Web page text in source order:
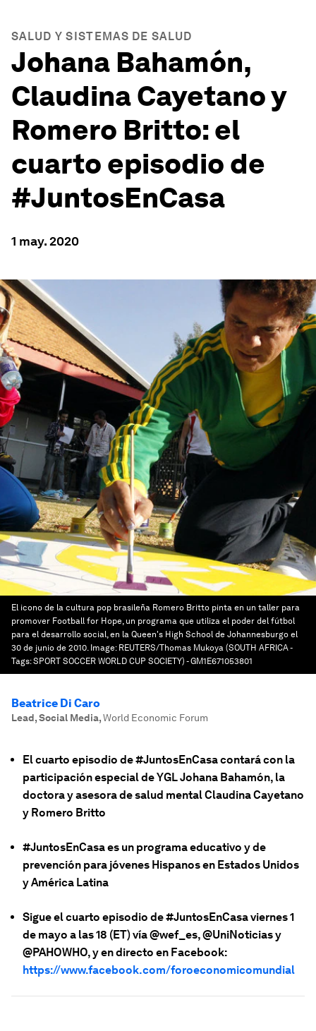
SALUD Y SISTEMAS DE SALUD
Johana Bahamón,
Claudina Cayetano y
Romero Britto: el
cuarto episodio de
#JuntosEnCasa
1 may. 2020
El icono de la cultura pop brasileña Romero Britto pinta en un taller para
promover Football for Hope, un programa que utiliza el poder del fútbol
para el desarrollo social, en la Queen's High School de Johannesburgo el
30 de junio de 2010. Image: REUTERS/Thomas Mukoya (SOUTH AFRICA -
Tags: SPORT SOCCER WORLD CUP SOCIETY) - GM1E671053801
Beatrice Di Caro
Lead, Social Media,World Economic Forum
El cuarto episodio de #JuntosEnCasa contará con la
participación especial de YGL Johana Bahamón, la
doctora y asesora de salud mental Claudina Cayetano
y Romero Britto
#JuntosEnCasa es un programa educativo y de
prevención para jóvenes Hispanos en Estados Unidos
y América Latina
Sigue el cuarto episodio de #JuntosEnCasa viernes 1
de mayo a las 18 (ET) vía @wef_es, @UniNoticias y
@PAHOWHO, y en directo en Facebook:
https://www.facebook.com/foroeconomicomundial